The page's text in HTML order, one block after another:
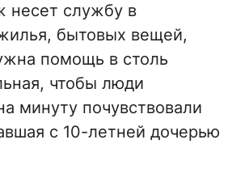
несет службу в
бытовых вещей,
помощь в столь
чтобы люди
минуту почувствовали
с 10-летней дочерью